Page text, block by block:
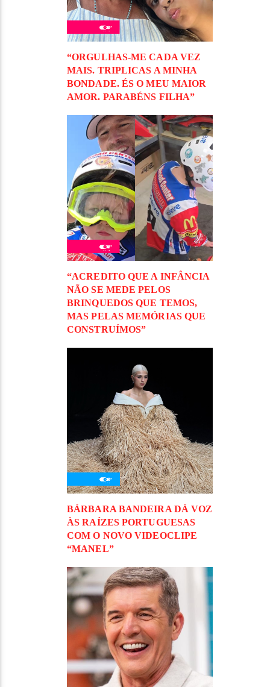
“ORGULHAS-ME CADA VEZ
MAIS. TRIPLICAS A MINHA
BONDADE. ÉS O MEU MAIOR
AMOR. PARABÉNS FILHA”
“ACREDITO QUE A INFÂNCIA
NÃO SE MEDE PELOS
BRINQUEDOS QUE TEMOS,
MAS PELAS MEMÓRIAS QUE
CONSTRUÍMOS”
BÁRBARA BANDEIRA DÁ VOZ
ÀS RAÍZES PORTUGUESAS
COM O NOVO VIDEOCLIPE
“MANEL”